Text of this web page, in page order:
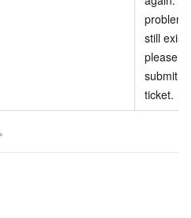
problem
still
please
submit a
ticket.